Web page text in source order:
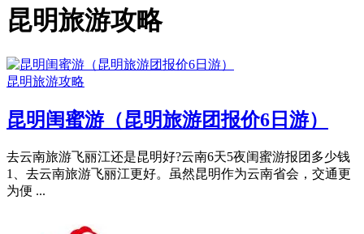
昆明旅游攻略
昆明旅游攻略
昆明闺蜜游（昆明旅游团报价6日游）
去云南旅游飞丽江还是昆明好?云南6天5夜闺蜜游报团多少钱
1、去云南旅游飞丽江更好。虽然昆明作为云南省会，交通更
为便 ...